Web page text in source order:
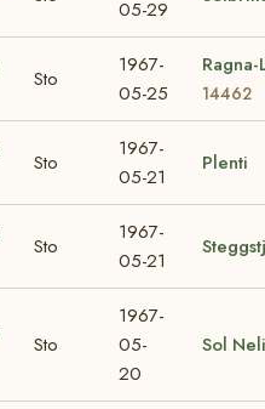
05-29
Sto
1967-
05-25
14462
Sto
1967-
05-21
Plenti
Sto
1967-
05-21
Sto
1967-
05-
20
Sol Neli